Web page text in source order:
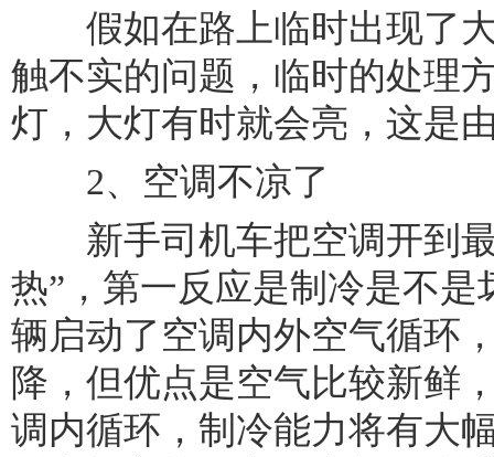
假如在路上临时出现了大
触不实的问题，临时的处理
灯，大灯有时就会亮，这是
2、空调不凉了
新手司机车把空调开到最
热”，第一反应是制冷是不
辆启动了空调内外空气循环
降，但优点是空气比较新鲜
调内循环，制冷能力将有大